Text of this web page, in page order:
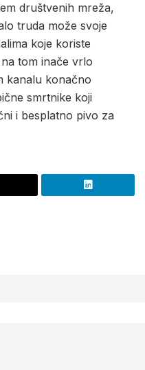
društvenih mreža,
truda može svoje
koje koriste
tom inače vrlo
kanalu konačno
smrtnike koji
i besplatno pivo za